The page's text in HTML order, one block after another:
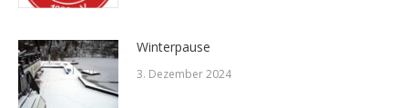
Winterpause
3. Dezember 2024